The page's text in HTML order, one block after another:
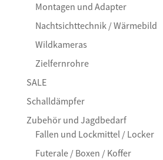
Montagen und Adapter
Nachtsichttechnik / Wärmebild
Wildkameras
Zielfernrohre
SALE
Schalldämpfer
Zubehör und Jagdbedarf
Fallen und Lockmittel / Locker
Futerale / Boxen / Koffer